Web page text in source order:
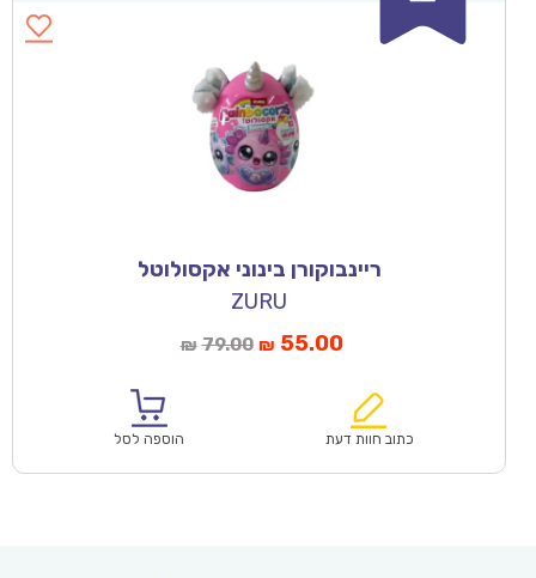
ריינבוקורן בינוני אקסולוטל
ZURU
₪ 79.00 ₪ 55.00
כתוב חוות דעת הוספה לסל